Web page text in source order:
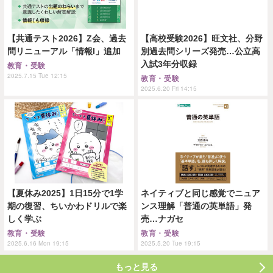
【共通テスト2026】Z会、過去
問リニューアル「情報I」追加
教育・受験
2025.7.15 Tue 12:15
【高校受験2026】旺文社、分野
別過去問シリーズ発売…公立高
入試3年分収録
教育・受験
2025.6.20 Fri 14:15
【夏休み2025】1日15分で1学
期の復習、ちいかわドリルで楽
しく学ぶ
教育・受験
2025.6.16 Mon 19:15
ネイティブと同じ感覚でニュア
ンス理解「普通の英単語」発
売…ナガセ
教育・受験
2025.5.20 Tue 19:15
もっと見る